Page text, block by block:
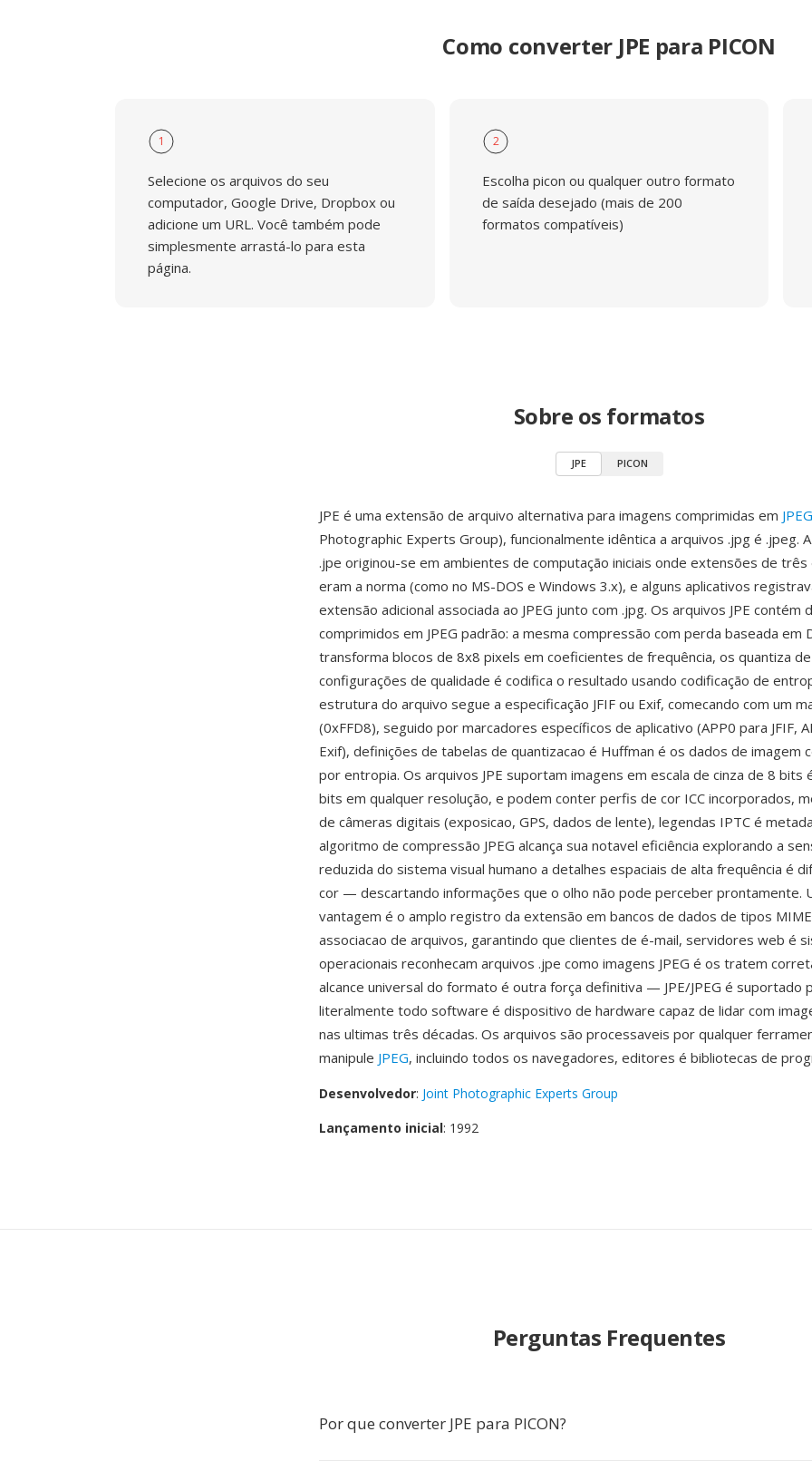
Como converter JPE para PICON
1
Selecione os arquivos do seu
computador, Google Drive, Dropbox ou
adicione um URL. Você também pode
simplesmente arrastá-lo para esta
página.
2
Escolha picon ou qualquer outro formato
de saída desejado (mais de 200
formatos compatíveis)
Sobre os formatos
JPE PICON
JPE é uma extensão de arquivo alternativa para imagens comprimidas em JPEG
Photographic Experts Group), funcionalmente idêntica a arquivos .jpg é .jpeg.
.jpe originou-se em ambientes de computação iniciais onde extensões de três
eram a norma (como no MS-DOS e Windows 3.x), e alguns aplicativos
extensão adicional associada ao JPEG junto com .jpg. Os arquivos JPE contém
comprimidos em JPEG padrão: a mesma compressão com perda baseada em
transforma blocos de 8x8 pixels em coeficientes de frequência, os quantiza
configurações de qualidade é codifica o resultado usando codificação de
estrutura do arquivo segue a especificação JFIF ou Exif, comecando com um
(0xFFD8), seguido por marcadores específicos de aplicativo (APP0 para JFIF,
Exif), definições de tabelas de quantizacao é Huffman é os dados de imagem
por entropia. Os arquivos JPE suportam imagens em escala de cinza de 8 bits
bits em qualquer resolução, e podem conter perfis de cor ICC incorporados,
de câmeras digitais (exposicao, GPS, dados de lente), legendas IPTC é
algoritmo de compressão JPEG alcança sua notavel eficiência explorando a
reduzida do sistema visual humano a detalhes espaciais de alta frequência é
cor — descartando informações que o olho não pode perceber prontamente.
vantagem é o amplo registro da extensão em bancos de dados de tipos
associacao de arquivos, garantindo que clientes de é-mail, servidores web é
operacionais reconhecam arquivos .jpe como imagens JPEG é os tratem
alcance universal do formato é outra força definitiva — JPE/JPEG é suportado
literalmente todo software é dispositivo de hardware capaz de lidar com
nas ultimas três décadas. Os arquivos são processaveis por qualquer
manipule JPEG, incluindo todos os navegadores, editores é bibliotecas de
Desenvolvedor: Joint Photographic Experts Group
Lançamento inicial: 1992
Perguntas Frequentes
Por que converter JPE para PICON?